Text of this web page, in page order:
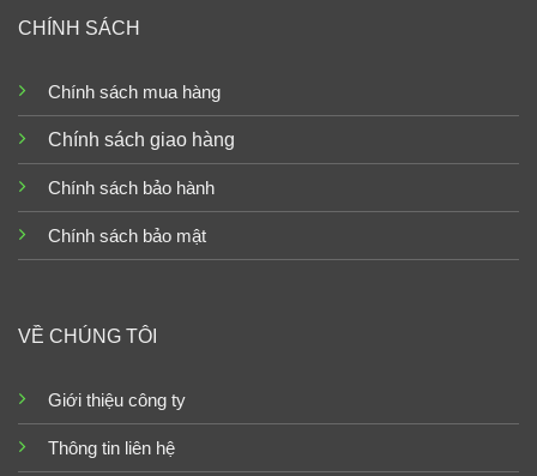
CHÍNH SÁCH
Chính sách mua hàng
Chính sách giao hàng
Chính sách bảo hành
Chính sách bảo mật
VỀ CHÚNG TÔI
Giới thiệu công ty
Thông tin liên hệ